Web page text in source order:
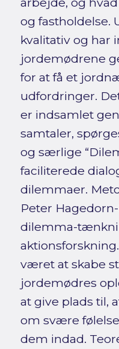
og fastholdelse.
kvalitativ og har
jordemødrene
for at få et
udfordringer.
er indsamlet
samtaler,
og særlige
faciliterede
dilemmaer.
Peter
dilemma-
været at skabe
jordemødres
at give plads til,
om svære
dem indad.